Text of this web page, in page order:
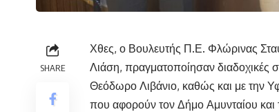
SHARE
Χθες, ο Βουλευτής Π.Ε. Φλώρινας
Λιάση, πραγματοποίησαν
Θεόδωρο Λιβάνιο, καθώς και με την
που αφορούν τον Δήμο Αμυνταίου και